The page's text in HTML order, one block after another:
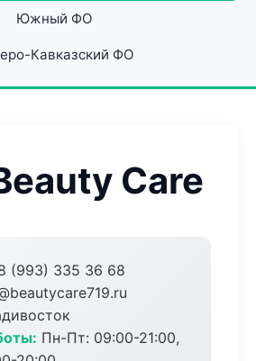
Южный ФО
Кавказский ФО
Care
(993) 335 36 68
Пн-Пт: 09:00-21:00,